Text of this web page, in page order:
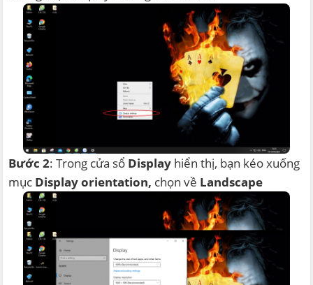
Bước 2: Trong cửa sổ Display hiển thị, bạn kéo xuống
mục Display orientation, chọn về Landscape